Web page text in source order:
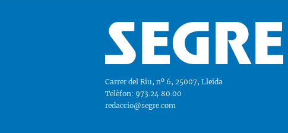
Carrer del Riu, nº 6, 25007, Lleida
Telèfon: 973.24.80.00
redaccio@segre.com